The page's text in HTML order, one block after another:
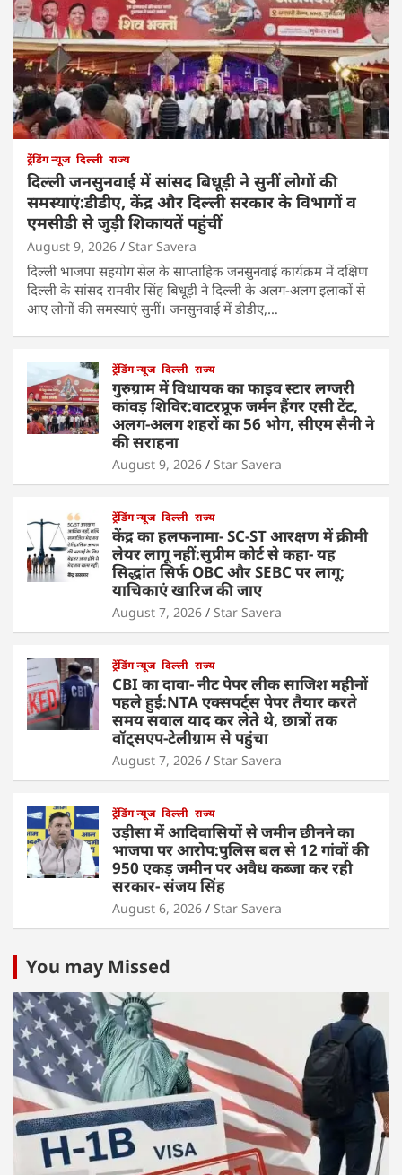
ट्रेंडिंग न्यूज दिल्ली राज्य
दिल्ली जनसुनवाई में सांसद बिधूड़ी ने सुनीं लोगों की
समस्याएं:डीडीए, केंद्र और दिल्ली सरकार के विभागों व
एमसीडी से जुड़ी शिकायतें पहुंचीं
August 9, 2026 Star Savera
दिल्ली भाजपा सहयोग सेल के साप्ताहिक जनसुनवाई कार्यक्रम में दक्षिण
दिल्ली के सांसद रामवीर सिंह बिधूड़ी ने दिल्ली के अलग-अलग इलाकों से
आए लोगों की समस्याएं सुनीं। जनसुनवाई में डीडीए,…
ट्रेंडिंग न्यूज दिल्ली राज्य
गुरुग्राम में विधायक का फाइव स्टार लग्जरी
कांवड़ शिविर:वाटरप्रूफ जर्मन हैंगर एसी टेंट,
अलग-अलग शहरों का 56 भोग, सीएम सैनी ने
की सराहना
August 9, 2026 Star Savera
ट्रेंडिंग न्यूज दिल्ली राज्य
केंद्र का हलफनामा- SC-ST आरक्षण में क्रीमी
लेयर लागू नहीं:सुप्रीम कोर्ट से कहा- यह
सिद्धांत सिर्फ OBC और SEBC पर लागू;
याचिकाएं खारिज की जाए
August 7, 2026 Star Savera
ट्रेंडिंग न्यूज दिल्ली राज्य
CBI का दावा- नीट पेपर लीक साजिश महीनों
पहले हुई:NTA एक्सपर्ट्स पेपर तैयार करते
समय सवाल याद कर लेते थे, छात्रों तक
वॉट्सएप-टेलीग्राम से पहुंचा
August 7, 2026 Star Savera
ट्रेंडिंग न्यूज दिल्ली राज्य
उड़ीसा में आदिवासियों से जमीन छीनने का
भाजपा पर आरोप:पुलिस बल से 12 गांवों की
950 एकड़ जमीन पर अवैध कब्जा कर रही
सरकार- संजय सिंह
August 6, 2026 Star Savera
You may Missed